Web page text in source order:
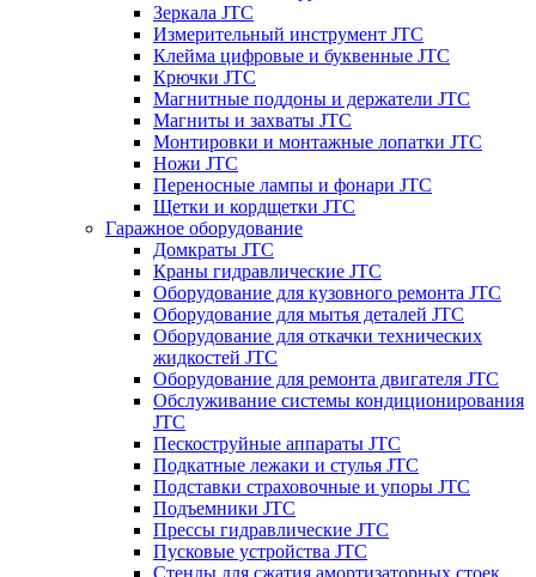
Зеркала JTC
Измерительный инструмент JTC
Клейма цифровые и буквенные JTC
Крючки JTC
Магнитные поддоны и держатели JTC
Магниты и захваты JTC
Монтировки и монтажные лопатки JTC
Ножи JTC
Переносные лампы и фонари JTC
Щетки и кордщетки JTC
Гаражное оборудование
Домкраты JTC
Краны гидравлические JTC
Оборудование для кузовного ремонта JTC
Оборудование для мытья деталей JTC
Оборудование для откачки технических
жидкостей JTC
Оборудование для ремонта двигателя JTC
Обслуживание системы кондиционирования
JTC
Пескоструйные аппараты JTC
Подкатные лежаки и стулья JTC
Подставки страховочные и упоры JTC
Подъемники JTC
Прессы гидравлические JTC
Пусковые устройства JTC
Стенды для сжатия амортизаторных стоек